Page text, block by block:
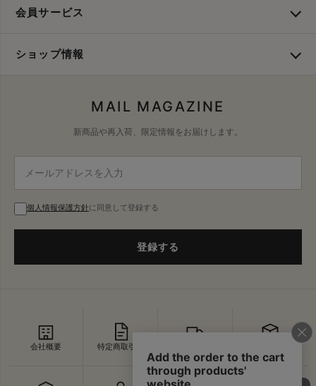
会員サービス
ショップ情報
MAIL MAGAZINE
新商品や再入荷、限定情報をお届けします。
個人情報保護方針に同意して登録する
登録する
会社概要 特定商取引法